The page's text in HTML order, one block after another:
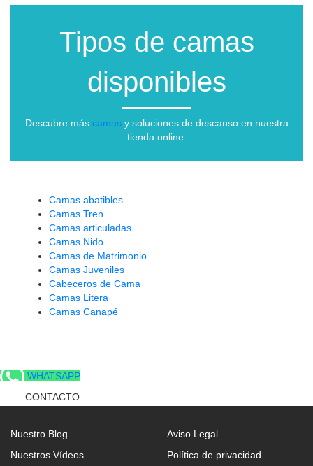
Tipos de camas
disponibles
Descubre más camas y soluciones de descanso en nuestra
tienda online.
Camas abatibles
Camas Tren
Camas articuladas
Camas Nido
Camas de Matrimonio
Camas Juveniles
Cabeceros de Cama
Camas Litera
Camas Canapé
WHATSAPP
CONTACTO
Nuestro Blog
Nuestros Vídeos
Aviso Legal
Política de privacidad